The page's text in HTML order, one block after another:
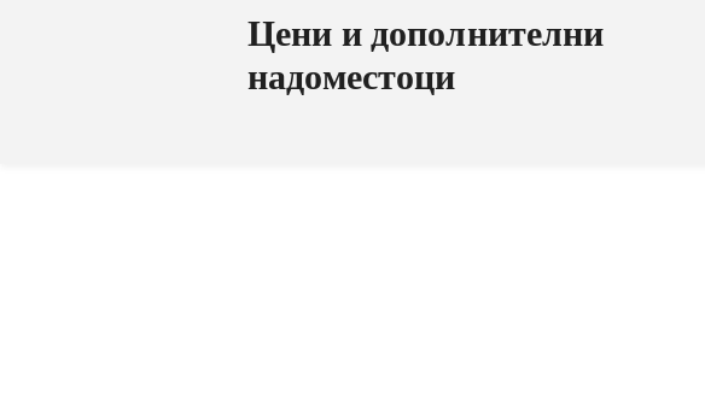
Цени и дополнителни
надоместоци